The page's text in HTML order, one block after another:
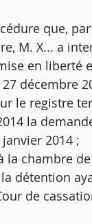
que,
M. X... a
en liberté
décembre
le registre
la
2014 ;
la chambre
détention
de